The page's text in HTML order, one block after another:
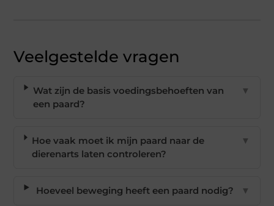
Veelgestelde vragen
Wat zijn de basis voedingsbehoeften van
een paard?
▼
Hoe vaak moet ik mijn paard naar de
dierenarts laten controleren?
▼
Hoeveel beweging heeft een paard nodig? ▼